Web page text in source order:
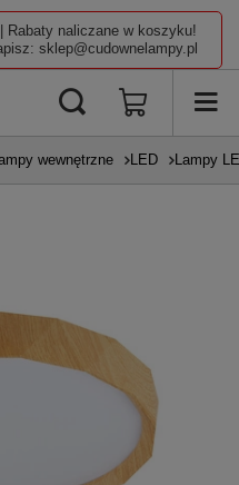
| Rabaty naliczane w koszyku!
sklep@cudownelampy.pl
wewnętrzne LED Lampy